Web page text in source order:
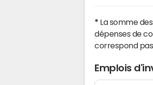
* La somme
dépenses de
correspond
Emplois